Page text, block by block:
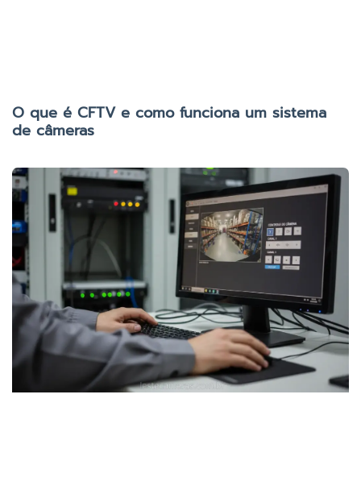
O que é CFTV e como funciona um sistema
de câmeras